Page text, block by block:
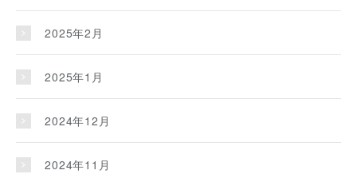
2025年2月
2025年1月
2024年12月
2024年11月